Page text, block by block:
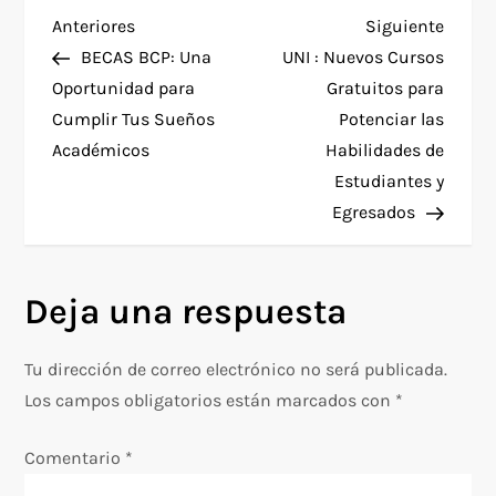
N
a
v
a
i
ó
Entrada
anterior
Anteriores
BECAS BCP: Una
Oportunidad para
Cumplir Tus Sueños
Académicos
Siguiente
UNI : Nuevos Cursos
Gratuitos para
Potenciar las
Habilidades de
Estudiantes y
Egresados
Deja una respuesta
Tu dirección de correo electrónico no será publicada.
Los campos obligatorios están marcados con *
Comentario *